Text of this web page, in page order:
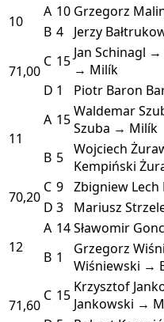
10
A 10 Grzegorz
B 4 Jerzy
71,00
C 15 Jan Schinagl
→ Milík
D 1 Piotr Baron
11
A 15Waldemar
Szuba → Milík
B 5 Wojciech
Kempiński
70,20
C 9 Zbigniew Lech
D 3 Mariusz
12
A 14Sławomir
B 1
Grzegorz
Wiśniewski →
71,60
C 15 Krzysztof
Jankowski →